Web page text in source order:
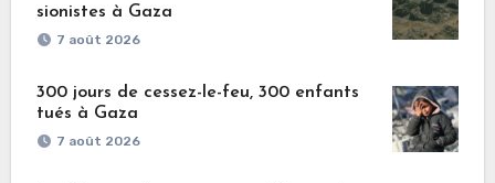
sionistes à Gaza
7 août 2026
300 jours de cessez-le-feu, 300 enfants
tués à Gaza
7 août 2026